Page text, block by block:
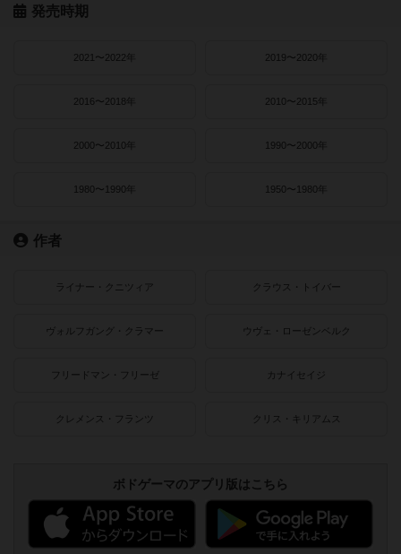
発売時期
2021〜2022年 2019〜2020年
2016〜2018年 2010〜2015年
2000〜2010年 1990〜2000年
1980〜1990年 1950〜1980年
作者
ライナー・クニツィア クラウス・トイバー
ヴォルフガング・クラマー ウヴェ・ローゼンベルク
フリードマン・フリーゼ カナイセイジ
クレメンス・フランツ クリス・キリアムス
ボドゲーマのアプリ版はこちら